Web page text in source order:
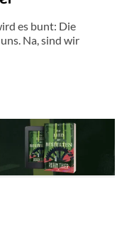
es bunt: Die
Na, sind wir